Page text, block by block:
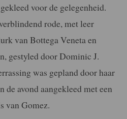
voor de gelegenheid.
rode, met leer
van Bottega Veneta en
gestyled door Dominic J.
was gepland door haar
de avond aangekleed met een
van Gomez.